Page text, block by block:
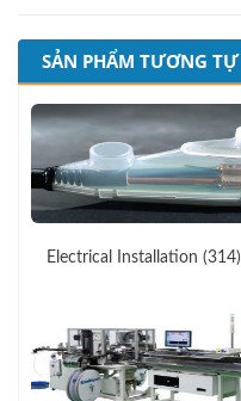
SẢN PHẨM TƯƠNG TỰ
Electrical Installation (314)